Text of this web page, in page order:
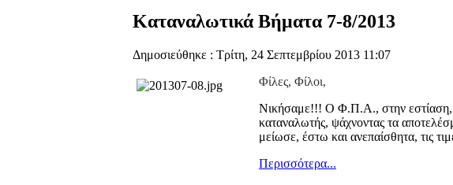
Καταναλωτικά Βήματα 7-8/2013
Δημοσιεύθηκε : Τρίτη, 24 Σεπτεμβρίου 2013 11:07
Φίλες, Φίλοι,
Νικήσαμε!!! Ο Φ.Π.Α., στην εστίαση,
καταναλωτής, ψάχνοντας τα
μείωσε, έστω και ανεπαίσθητα, τις
Περισσότερα...